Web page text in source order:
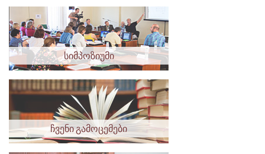
სიმპოზიუმი
ჩვენი გამოცემები